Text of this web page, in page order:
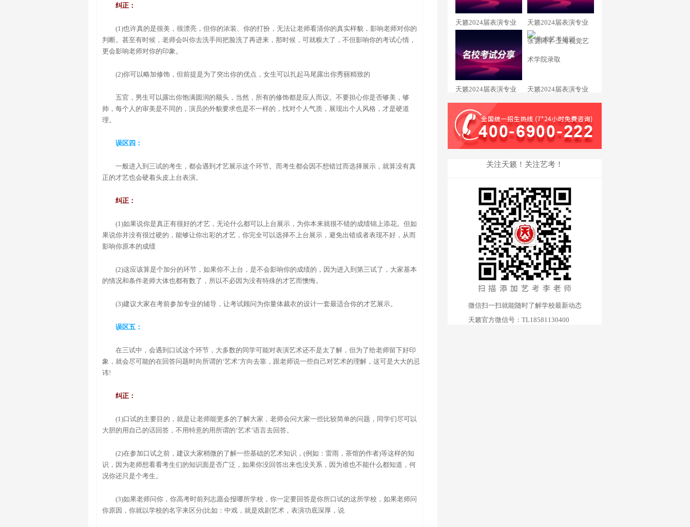
纠正：
(1)也许真的是很美，很漂亮，但你的浓装、你的打扮，无法让老师看清你的真实样貌，影响老师对你的
判断。甚至有时候，老师会叫你去洗手间把脸洗了再进来，那时候，可就糗大了，不但影响你的考试心情，
更会影响老师对你的印象。
(2)你可以略加修饰，但前提是为了突出你的优点，女生可以扎起马尾露出你秀丽精致的
五官，男生可以露出你饱满圆润的额头，当然，所有的修饰都是应人而议。不要担心你是否够美，够
帅，每个人的审美是不同的，演员的外貌要求也是不一样的，找对个人气质，展现出个人风格，才是硬道
理。
误区四：
一般进入到三试的考生，都会遇到才艺展示这个环节。而考生都会因不想错过而选择展示，就算没有真
正的才艺也会硬着头皮上台表演。
纠正：
(1)如果说你是真正有很好的才艺，无论什么都可以上台展示，为你本来就很不错的成绩锦上添花。但如
果说你并没有很过硬的，能够让你出彩的才艺，你完全可以选择不上台展示，避免出错或者表现不好，从而
影响你原本的成绩
(2)这应该算是个加分的环节，如果你不上台，是不会影响你的成绩的，因为进入到第三试了，大家基本
的情况和条件老师大体也都有数了，所以不必因为没有特殊的才艺而懊悔。
(3)建议大家在考前参加专业的辅导，让考试顾问为你量体裁衣的设计一套最适合你的才艺展示。
误区五：
在三试中，会遇到口试这个环节，大多数的同学可能对表演艺术还不是太了解，但为了给老师留下好印
象，就会尽可能的在回答问题时向所谓的‘艺术’方向去靠，跟老师说一些自己对艺术的理解，这可是大大的忌
讳!
纠正：
(1)口试的主要目的，就是让老师能更多的了解大家，老师会问大家一些比较简单的问题，同学们尽可以
大胆的用自己的话回答，不用特意的用所谓的‘艺术’语言去回答。
(2)在参加口试之前，建议大家稍微的了解一些基础的艺术知识，(例如：雷雨，茶馆的作者)等这样的知
识，因为老师想看看考生们的知识面是否广泛，如果你没回答出来也没关系，因为谁也不能什么都知道，何
况你还只是个考生。
(3)如果老师问你，你高考时前列志愿会报哪所学校，你一定要回答是你所口试的这所学校，如果老师问
你原因，你就以学校的名字来区分(比如：中戏，就是戏剧艺术，表演功底深厚，说
天籁2024届表演专业 天籁2024届表演专业
张雲同学 上海视觉艺
术学院录取
天籁2024届表演专业
邹锦怡同学 天津音乐
学院录取
天籁2024届表演专业
学院录取
关注天籁！关注艺考！
微信扫一扫就能随时了解学校最新动态
天籁官方微信号：TL18581130400